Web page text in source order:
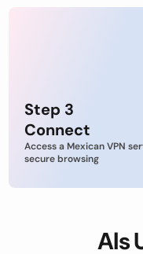
Step 3
Connect
Access a Mexican VPN
secure browsing
Als